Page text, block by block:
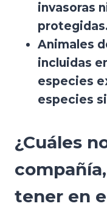
invasoras
Animales
incluidas
especies
especies
¿Cuáles
tener en